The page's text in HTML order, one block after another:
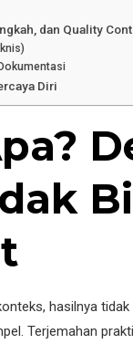
dan Quality
Diri
hasilnya tidak
Terjemahan